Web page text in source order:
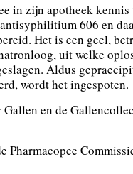
in zijn apotheek kennis
606 en
Het is een geel,
uit welke
Aldus
wordt het ingespoten.
Gallen en de
Pharmacopee